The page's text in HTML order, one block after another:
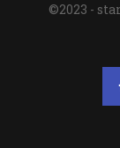
©2023 -